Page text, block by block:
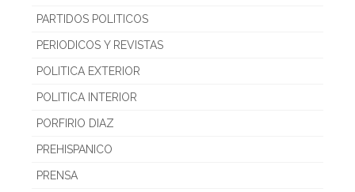
PARTIDOS POLITICOS
PERIODICOS Y REVISTAS
POLITICA EXTERIOR
POLITICA INTERIOR
PORFIRIO DIAZ
PREHISPANICO
PRENSA